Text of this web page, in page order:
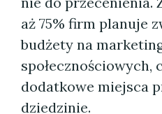
aż 75% firm planuje
budżety na
społecznościowych,
dodatkowe miejsca
dziedzinie.